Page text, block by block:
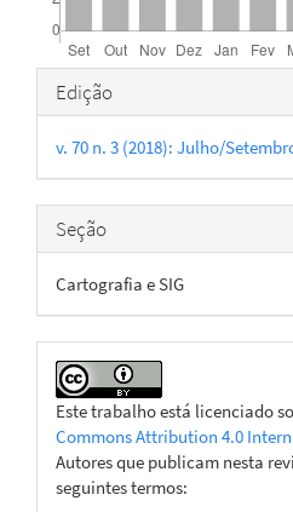
Detalhes
do
artigo
Edição
v. 70 n. 3 (2018): Julho/
Seção
Cartografia e SIG
Este trabalho está licenciado
Commons Attribution 4.0
Autores que publicam nesta
seguintes termos: